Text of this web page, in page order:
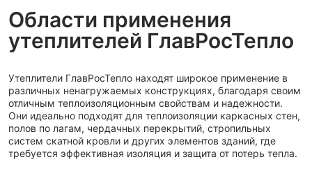
Области применения
утеплителей ГлавРосТепло
Утеплители ГлавРосТепло находят широкое применение в
различных ненагружаемых конструкциях, благодаря своим
отличным теплоизоляционным свойствам и надежности.
Они идеально подходят для теплоизоляции каркасных стен,
полов по лагам, чердачных перекрытий, стропильных
систем скатной кровли и других элементов зданий, где
требуется эффективная изоляция и защита от потерь тепла.